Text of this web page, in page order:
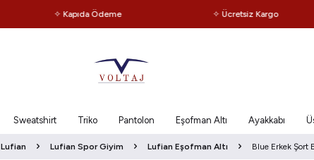
✧ Kapıda Ödeme ✧ Ücretsiz Kargo
Sweatshirt Triko Pantolon Eşofman Altı Ayakkabı
Lufian Lufian Spor Giyim Lufian Eşofman Altı Blue Erkek Şort